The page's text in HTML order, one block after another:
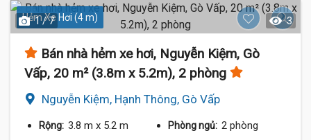
Hẻm Xe Hơi (4 m)
1 / 7 3
Bán nhà hẻm xe hơi, Nguyễn Kiệm, Gò
Vấp, 20 m² (3.8m x 5.2m), 2 phòng
Nguyễn Kiệm, Hạnh Thông, Gò Vấp
Rộng: 3.8 m x 5.2 m Phòng ngủ: 2 phòng